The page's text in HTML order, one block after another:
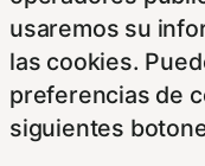
usaremos su
las cookies.
preferencias de
siguientes